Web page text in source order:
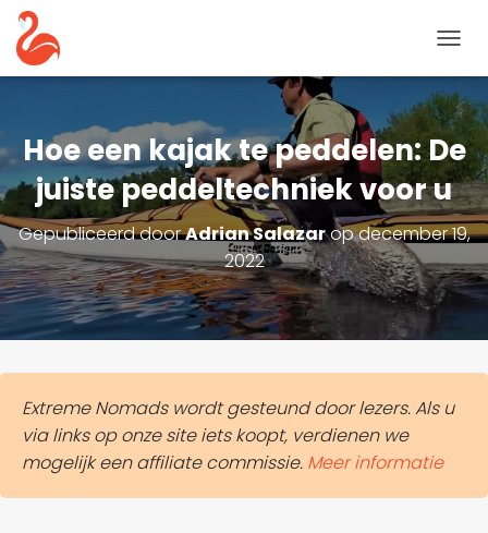
A
V
I
G
A
T
I
E
T
O
G
E
Hoe een kajak te peddelen: De
juiste peddeltechniek voor u
Gepubliceerd doorAdrian Salazaropdecember 19,
2022
Extreme Nomads wordt gesteund door lezers. Als u
via links op onze site iets koopt, verdienen we
mogelijk een affiliate commissie. Meer informatie